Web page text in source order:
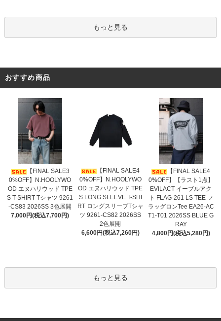
もっと見る
おすすめ商品
【FINAL SALE3
0%OFF】N.HOOLYWO
OD エヌハリウッド TPE
S T-SHIRT Tシャツ 9261
-CS83 2026SS 3色展開
7,000円(税込7,700円)
【FINAL SALE4
0%OFF】N.HOOLYWO
OD エヌハリウッド TPE
S LONG SLEEVE T-SHI
RT ロングスリーブTシャ
ツ 9261-CS82 2026SS
2色展開
6,600円(税込7,260円)
【FINAL SALE4
0%OFF】【ラスト1点】
EVILACT イーブルアク
ト FLAG-261 LS TEE フ
ラッグロンTee EA26-AC
T1-T01 2026SS BLUE G
RAY
4,800円(税込5,280円)
もっと見る